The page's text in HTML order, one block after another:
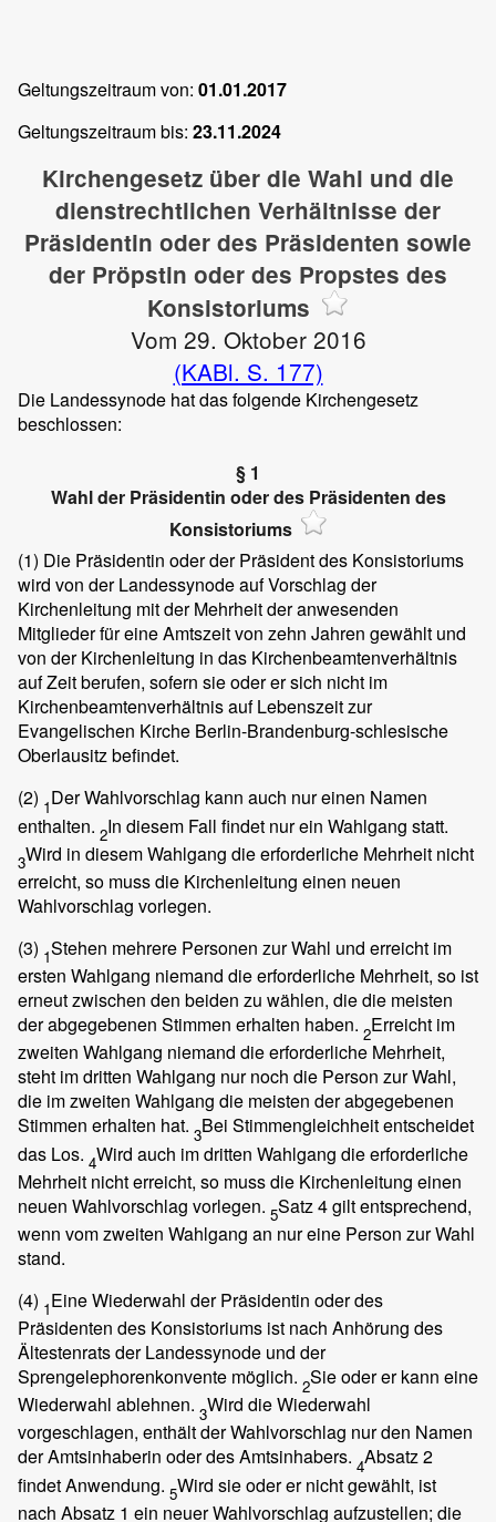
Geltungszeitraum von: 01.01.2017
Geltungszeitraum bis: 23.11.2024
Kirchengesetz über die Wahl und die
dienstrechtlichen Verhältnisse der
Präsidentin oder des Präsidenten sowie
der Pröpstin oder des Propstes des
Konsistoriums
Vom 29. Oktober 2016
(KABl. S. 177)
Die Landessynode hat das folgende Kirchengesetz
beschlossen:
§ 1
Wahl der Präsidentin oder des Präsidenten des
Konsistoriums
(1) Die Präsidentin oder der Präsident des Konsistoriums
wird von der Landessynode auf Vorschlag der
Kirchenleitung mit der Mehrheit der anwesenden
Mitglieder für eine Amtszeit von zehn Jahren gewählt und
von der Kirchenleitung in das Kirchenbeamtenverhältnis
auf Zeit berufen, sofern sie oder er sich nicht im
Kirchenbeamtenverhältnis auf Lebenszeit zur
Evangelischen Kirche Berlin-Brandenburg-schlesische
Oberlausitz befindet.
(2) 1Der Wahlvorschlag kann auch nur einen Namen
enthalten. 2In diesem Fall findet nur ein Wahlgang statt.
3Wird in diesem Wahlgang die erforderliche Mehrheit nicht
erreicht, so muss die Kirchenleitung einen neuen
Wahlvorschlag vorlegen.
(3) 1Stehen mehrere Personen zur Wahl und erreicht im
ersten Wahlgang niemand die erforderliche Mehrheit, so ist
erneut zwischen den beiden zu wählen, die die meisten
der abgegebenen Stimmen erhalten haben. 2Erreicht im
zweiten Wahlgang niemand die erforderliche Mehrheit,
steht im dritten Wahlgang nur noch die Person zur Wahl,
die im zweiten Wahlgang die meisten der abgegebenen
Stimmen erhalten hat. 3Bei Stimmengleichheit entscheidet
das Los. 4Wird auch im dritten Wahlgang die erforderliche
Mehrheit nicht erreicht, so muss die Kirchenleitung einen
neuen Wahlvorschlag vorlegen. 5Satz 4 gilt entsprechend,
wenn vom zweiten Wahlgang an nur eine Person zur Wahl
stand.
(4) 1Eine Wiederwahl der Präsidentin oder des
Präsidenten des Konsistoriums ist nach Anhörung des
Ältestenrats der Landessynode und der
Sprengelephorenkonvente möglich. 2Sie oder er kann eine
Wiederwahl ablehnen. 3Wird die Wiederwahl
vorgeschlagen, enthält der Wahlvorschlag nur den Namen
der Amtsinhaberin oder des Amtsinhabers. 4Absatz 2
findet Anwendung. 5Wird sie oder er nicht gewählt, ist
nach Absatz 1 ein neuer Wahlvorschlag aufzustellen; die